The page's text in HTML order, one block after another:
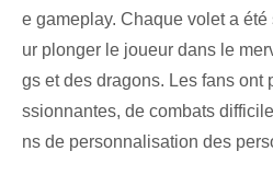
e gameplay. Chaque volet a
ur plonger le joueur dans le
gs et des dragons. Les fans ont
ssionnantes, de combats
ns de personnalisation des